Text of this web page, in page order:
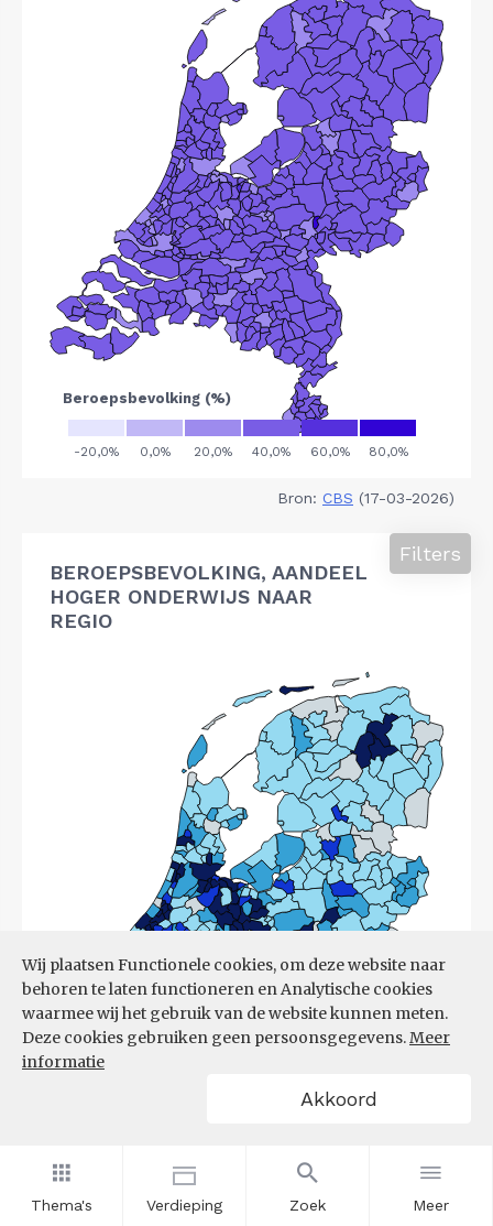
Thema's Verdieping Zoek Meer
Wij plaatsen Functionele cookies, om deze website naar
behoren te laten functioneren en Analytische cookies
waarmee wij het gebruik van de website kunnen meten.
Deze cookies gebruiken geen persoonsgegevens.Meer
informatie
Akkoord
Bron: CBS (17-03-2026)
BEROEPSBEVOLKING, AANDEEL
HOGER ONDERWIJS NAAR
REGIO
Filters
Bron:CBS (17-03-2026)